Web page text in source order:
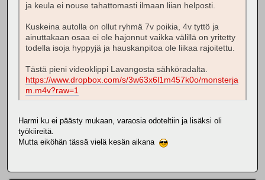
ja keula ei nouse tahattomasti ilmaan liian helposti.
Kuskeina autolla on ollut ryhmä 7v poikia, 4v tyttö ja
ainuttakaan osaa ei ole hajonnut vaikka välillä on yritetty
todella isoja hyppyjä ja hauskanpitoa ole liikaa rajoitettu.
Tästä pieni videoklippi Lavangosta sähköradalta.
https://www.dropbox.com/s/3w63x6l1m457k0o/monsterja
m.m4v?raw=1
Harmi ku ei päästy mukaan, varaosia odoteltiin ja lisäksi oli
työkiireitä.
Mutta eiköhän tässä vielä kesän aikana